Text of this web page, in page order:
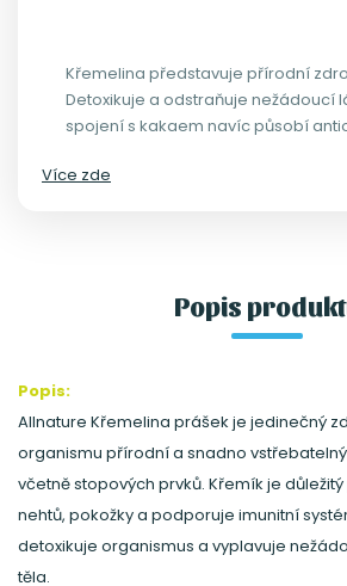
Křemelina představuje přírodní
Detoxikuje a odstraňuje nežádoucí
spojení s kakaem navíc působí
Více zde
Popis
Popis:
Allnature Křemelina prášek je jedinečný
organismu přírodní a snadno
včetně stopových prvků. Křemík je důležitý
nehtů, pokožky a podporuje imunitní
detoxikuje organismus a vyplavuje
těla.